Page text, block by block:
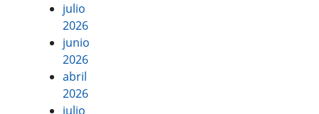
julio
2026
junio
2026
abril
2026
julio